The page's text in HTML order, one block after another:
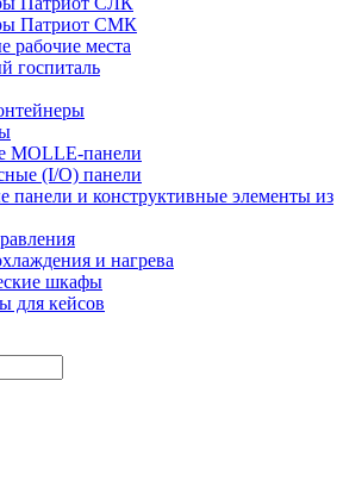
Патриот СМК
рабочие места
госпиталь
MOLLE-панели
(I/O) панели
панели и конструктивные элементы из
и нагрева
шкафы
для кейсов